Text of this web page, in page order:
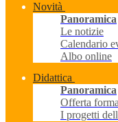
Novità
Panoramica
Le notizie
Calendario
Albo online
Didattica
Panoramica
Offerta
I progetti